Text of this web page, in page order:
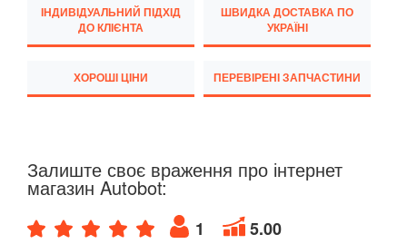
TT II (8J3, 8J9)
TT III (FV3, FV9)
BMW keyboard_arrow_down
FORD
HONDA
ІНДИВІДУАЛЬНИЙ ПІДХІД
ДО КЛІЄНТА
ШВИДКА ДОСТАВКА ПО
УКРАЇНІ
ХОРОШІ ЦІНИ ПЕРЕВІРЕНІ ЗАПЧАСТИНИ
Залиште своє враження про інтернет
магазин Autobot:
1 5.00